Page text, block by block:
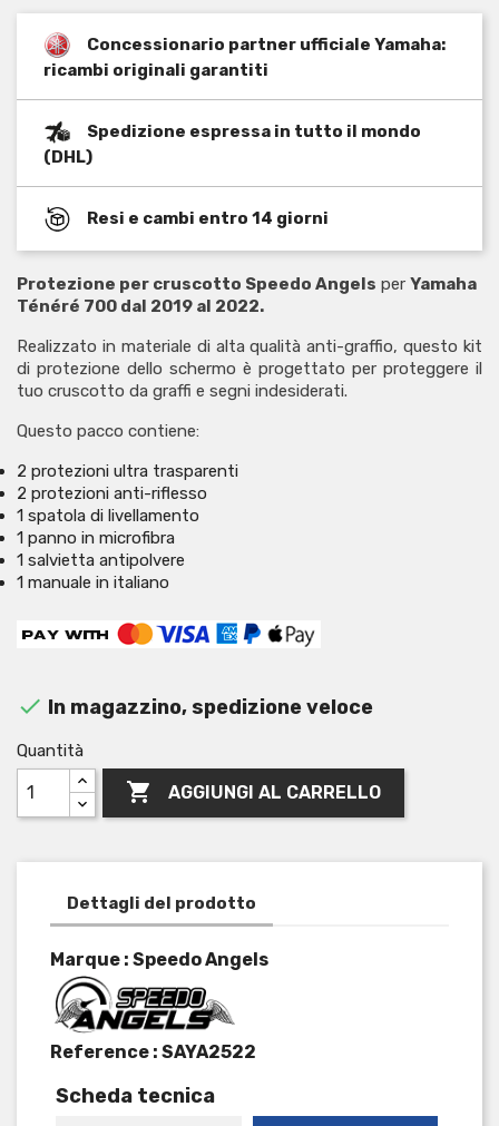
Concessionario partner ufficiale Yamaha:
ricambi originali garantiti
Spedizione espressa in tutto il mondo
(DHL)
Resi e cambi entro 14 giorni
Protezione per cruscotto Speedo Angels per Yamaha
Ténéré 700 dal 2019 al 2022.
Realizzato in materiale di alta qualità anti-graffio, questo kit
di protezione dello schermo è progettato per proteggere il
tuo cruscotto da graffi e segni indesiderati.
Questo pacco contiene:
2 protezioni ultra trasparenti
2 protezioni anti-riflesso
1 spatola di livellamento
1 panno in microfibra
1 salvietta antipolvere
1 manuale in italiano
 In magazzino, spedizione veloce
Quantità
 AGGIUNGI AL CARRELLO
Dettagli del prodotto
Marque : Speedo Angels
Reference : SAYA2522
Scheda tecnica